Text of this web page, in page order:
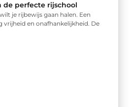
de perfecte rijschool
je rijbewijs gaan halen. Een
vrijheid en onafhankelijkheid. De